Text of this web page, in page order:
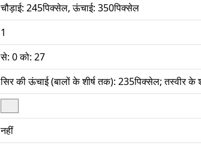
चौड़ाई: 245पिक्सेल, ऊंचाई: 350पिक्सेल
1
से: 0 को: 27
सिर की ऊंचाई (बालों के शीर्ष तक): 235पिक्सेल; तस्वीर के
नहीं